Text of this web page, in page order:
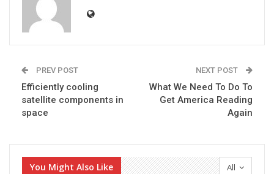
PREV POST
Efficiently cooling
satellite components in
space
NEXT POST
What We Need To Do To
Get America Reading
Again
All
You Might Also Like